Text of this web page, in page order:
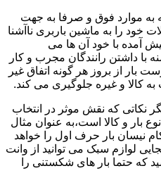
به موارد فوق و صرفا به جهت
خود را به ماشین باربری ناآشنا
آمده با خود آن ها می
با داشتن رانندگان مجرب و کار
بار از بروز هر گونه اتفاق غیر
کالا و غیره جلوگیری می کند.
نکاتی که نقش موثر در انتخاب
بار و کالا است،به عنوان مثال
نیسان بار حرف اول را خواهد
لوازم سبک می توانید از وانت
که حتما بار های شکستنی را